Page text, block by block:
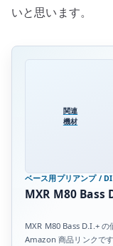
いと思います。
関連
機材
ベース用プリアンプ / DI
MXR M80 Bass
MXR M80 Bass D.I.+
Amazon 商品リンクで